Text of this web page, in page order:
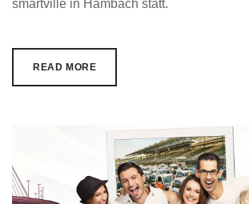
smartville in Hambach statt.
READ MORE